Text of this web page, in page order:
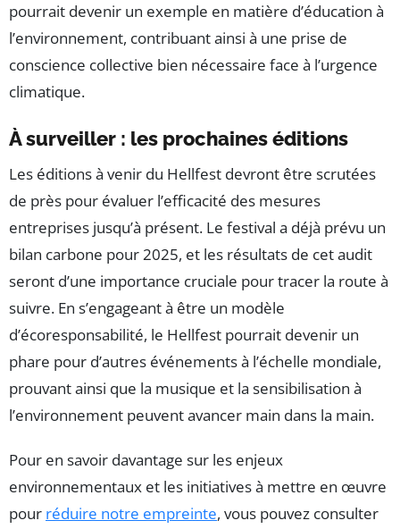
pourrait devenir un exemple en matière d’éducation à
l’environnement, contribuant ainsi à une prise de
conscience collective bien nécessaire face à l’urgence
climatique.
À surveiller : les prochaines éditions
Les éditions à venir du Hellfest devront être scrutées
de près pour évaluer l’efficacité des mesures
entreprises jusqu’à présent. Le festival a déjà prévu un
bilan carbone pour 2025, et les résultats de cet audit
seront d’une importance cruciale pour tracer la route à
suivre. En s’engageant à être un modèle
d’écoresponsabilité, le Hellfest pourrait devenir un
phare pour d’autres événements à l’échelle mondiale,
prouvant ainsi que la musique et la sensibilisation à
l’environnement peuvent avancer main dans la main.
Pour en savoir davantage sur les enjeux
environnementaux et les initiatives à mettre en œuvre
pour réduire notre empreinte, vous pouvez consulter